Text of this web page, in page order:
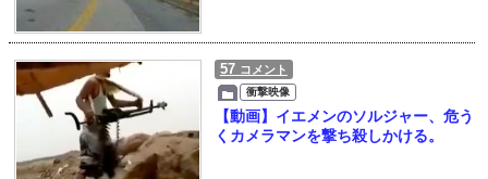
57 コメント
衝撃映像
【動画】イエメンのソルジャー、危う
くカメラマンを撃ち殺しかける。